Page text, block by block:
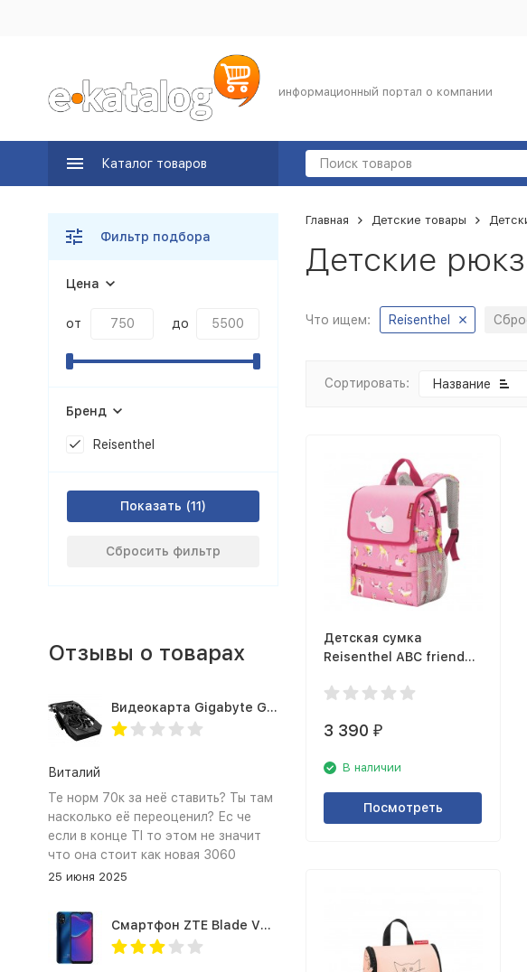
информационный портал о компании
Каталог товаров
Главная Детские товары
Детские
Что ищем: Reisenthel
Сортировать: Название
Детская сумка
Reisenthel ABC friends
3 390 ₽
В наличии
Посмотреть
Фильтр подбора
Цена
от до
Бренд
Reisenthel
Показать
Сбросить фильтр
Отзывы о товарах
Видеокарта Gigabyte GTX1660TI 6GB (GV-N166TOC-6GD 1.0A)
Виталий
Те норм 70к за неё ставить? Ты там
насколько её переоценил? Ес че
если в конце TI то этом не значит
что она стоит как новая 3060
25 июня 2025
Смартфон ZTE Blade V2020 Smart 64 Гб синий